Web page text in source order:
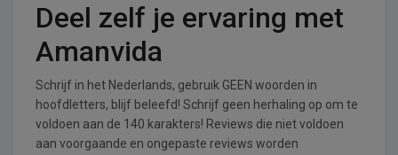
Deel zelf je ervaring met
Amanvida
Schrijf in het Nederlands, gebruik GEEN woorden in
hoofdletters, blijf beleefd! Schrijf geen herhaling op om te
voldoen aan de 140 karakters! Reviews die niet voldoen
aan voorgaande en ongepaste reviews worden